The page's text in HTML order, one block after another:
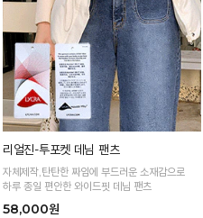
리얼진-투포켓 데님 팬츠
자체제작,탄탄한 짜임에 부드러운 소재감으로
하루 종일 편안한 와이드핏 데님 팬츠
58,000원